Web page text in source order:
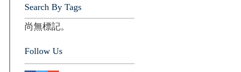
Search By Tags
尚無標記。
Follow Us